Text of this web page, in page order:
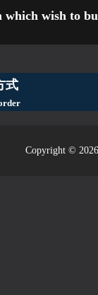
wish to
式
Copyright ©